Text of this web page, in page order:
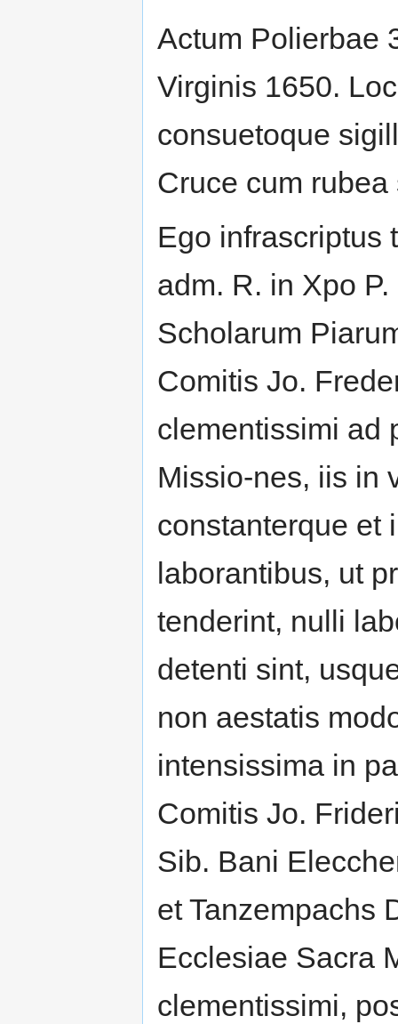
Actum Polierbae
Virginis 1650.
consuetoque
Cruce cum
Ego infrascriptus
adm. R. in Xpo
Scholarum
Comitis Jo.
clementissimi ad
Missio-nes, iis in
constanterque et
laborantibus, ut
tenderint, nulli
detenti sint,
non aestatis
intensissima in
Comitis Jo.
Sib. Bani
et Tanzempachs
Ecclesiae Sacra
clementissimi,